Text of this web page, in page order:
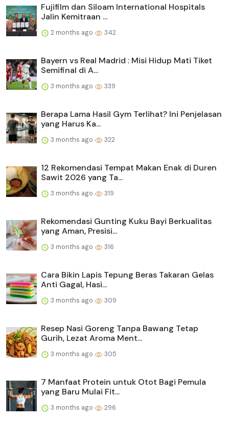
Fujifilm dan Siloam International Hospitals
Jalin Kemitraan ...
2 months ago 342
Bayern vs Real Madrid : Misi Hidup Mati Tiket
Semifinal di A...
3 months ago 339
Berapa Lama Hasil Gym Terlihat? Ini Penjelasan
yang Harus Ka...
3 months ago 322
12 Rekomendasi Tempat Makan Enak di Duren
Sawit 2026 yang Ta...
3 months ago 319
Rekomendasi Gunting Kuku Bayi Berkualitas
yang Aman, Presisi...
3 months ago 316
Cara Bikin Lapis Tepung Beras Takaran Gelas
Anti Gagal, Hasi...
3 months ago 309
Resep Nasi Goreng Tanpa Bawang Tetap
Gurih, Lezat Aroma Ment...
3 months ago 305
7 Manfaat Protein untuk Otot Bagi Pemula
yang Baru Mulai Fit...
3 months ago 296